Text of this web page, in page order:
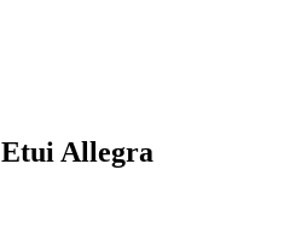
Etui Allegra